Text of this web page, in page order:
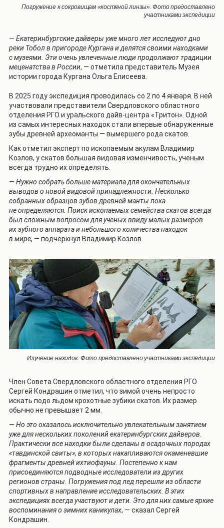
Погружение к сокровищам «костяной линзы». Фото предоставлено
участниками экспедиции
— Екатеринбургские дайверы уже много лет исследуют дно
реки Тобол в пригороде Кургана и делятся своими находками
с музеями. Эти очень увлеченные люди продолжают традиции
меценатства в России, — отметила представитель Музея
истории города Кургана Ольга Елисеева.
В 2025 году экспедиция проводилась со 2 по 4 января. В ней
участвовали представители Свердловского областного
отделения РГО и уральского дайв-центра «Тритон». Одной
из самых интересных находок стали впервые обнаруженные
зубы древней археоманты — вымершего рода скатов.
Как отметил эксперт по ископаемым акулам Владимир
Козлов, у скатов большая видовая изменчивость, ученым
всегда трудно их определять.
— Нужно собрать больше материала для окончательных
выводов о новой видовой принадлежности. Несколько
собранных образцов зубов древней манты пока
не определяются. Поиск ископаемых семейства скатов всегда
был сложным вопросом для ученых ввиду малых размеров
их зубного аппарата и небольшого количества находок
в мире, — подчеркнул Владимир Козлов.
Изучение находок. Фото предоставлено участниками экспедиции
Член Совета Свердловского областного отделения РГО
Сергей Кондрашин отметил, что зимой очень непросто
искать подо льдом крохотные зубики скатов. Их размер
обычно не превышает 2 мм.
— Но это оказалось исключительно увлекательным занятием
уже для нескольких поколений екатеринбургских дайверов.
Практически все находки были сделаны в осадочных породах
«тавдинской свиты», в которых накапливаются окаменевшие
фрагменты древней ихтиофауны. Постепенно к нам
присоединяются подводные исследователи из других
регионов страны. Погружения под лед перешли из области
спортивных в направление исследовательских. В этих
экспедициях всегда участвуют и дети. Это для них самые яркие
воспоминания о зимних каникулах, — сказал Сергей
Кондрашин.